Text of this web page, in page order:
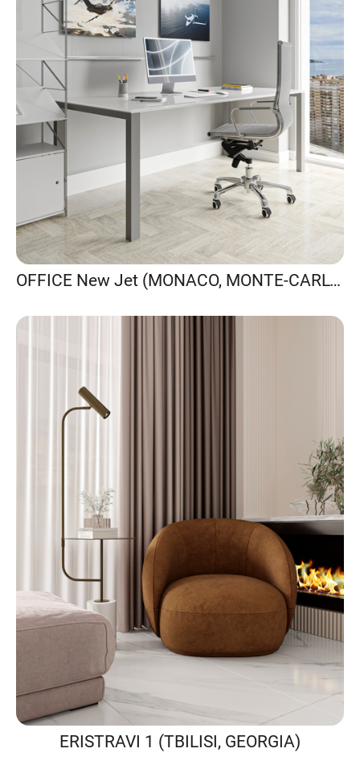
OFFICE New Jet (MONACO, MONTE-CARLO)
ERISTRAVI 1 (TBILISI, GEORGIA)